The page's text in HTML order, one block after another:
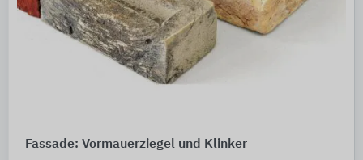
Fassade: Vormauerziegel und Klinker